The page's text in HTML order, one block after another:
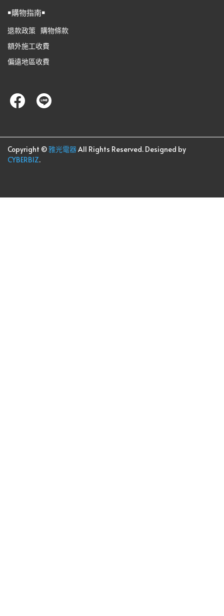
￭購物指南￭
退款政策 購物條款
額外施工收費
偏遠地區收費
Copyright ©雅光電器All Rights Reserved. Designed by
CYBERBIZ.